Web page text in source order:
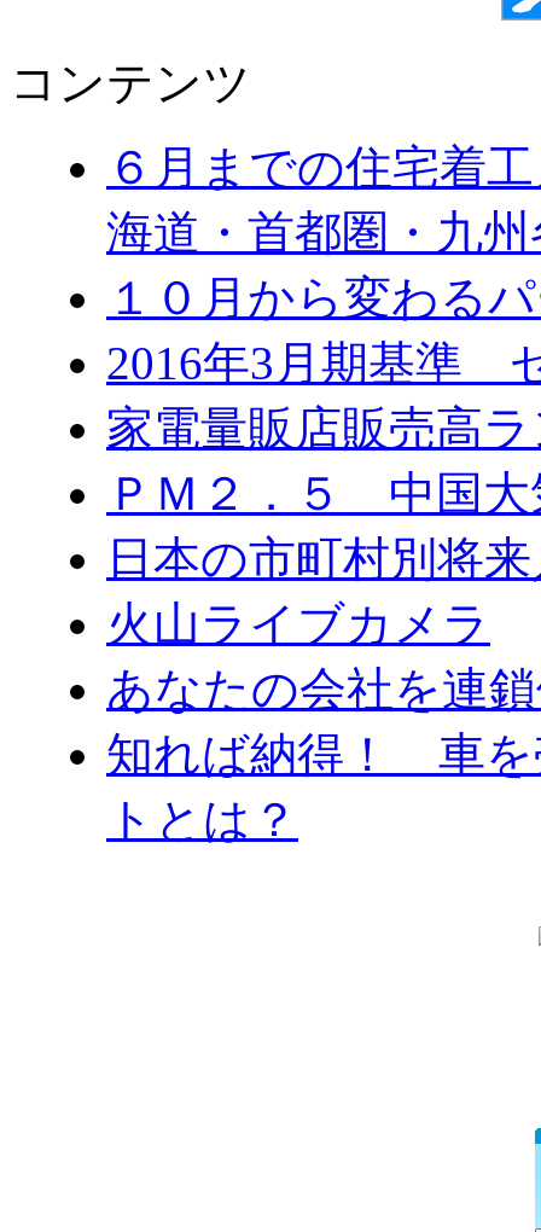
コンテンツ
６月までの住宅着
海道・首都圏・九
１０月から変わ
2016年3月期基準
家電量販店販売高
ＰＭ２．５ 中国大
日本の市町村別将
火山ライブカメラ
あなたの会社を連
知れば納得！ 車を
トとは？